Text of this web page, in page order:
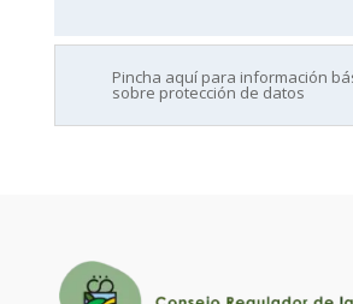
Pincha aquí para información
sobre protección de datos